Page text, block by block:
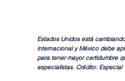
Estados Unidos está
internacional y México debe
para tener mayor certidumbre
especialistas. Crédito: Especial